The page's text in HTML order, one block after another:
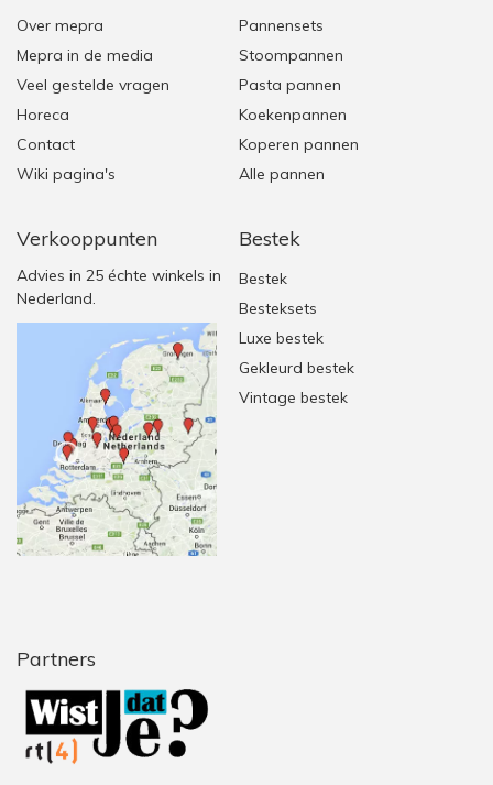
Over mepra
Mepra in de media
Veel gestelde vragen
Horeca
Contact
Wiki pagina's
Verkooppunten
Advies in 25 échte winkels in
Nederland.
Pannensets
Stoompannen
Pasta pannen
Koekenpannen
Koperen pannen
Alle pannen
Bestek
Bestek
Besteksets
Luxe bestek
Gekleurd bestek
Vintage bestek
Partners